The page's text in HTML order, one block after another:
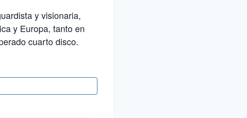
y visionaria,
y Europa, tanto en
cuarto disco.